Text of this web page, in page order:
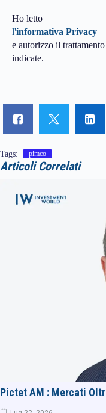
Ho letto
l'informativa Privacy
e autorizzo il
indicate.
Tags: pimco
Articoli Correlati
Pictet AM : Mercati